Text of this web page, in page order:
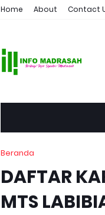
Home About Contact
Beranda
DAFTAR
MTS